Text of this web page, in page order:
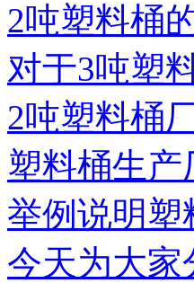
2吨塑料桶
对于3吨塑
2吨塑料桶
塑料桶生
举例说明塑
今天为大